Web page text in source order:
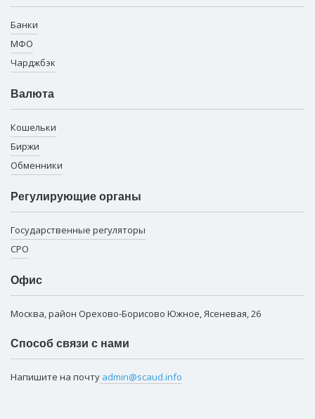
Банки
МФО
Чарджбэк
Валюта
Кошельки
Биржи
Обменники
Регулирующие органы
Государственные регуляторы
СРО
Офис
Москва, район Орехово-Борисово Южное, Ясеневая, 26
Способ связи с нами
Напишите на почту admin@scaud.info